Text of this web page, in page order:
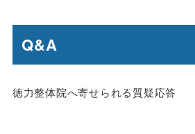
Q&A
徳力整体院へ寄せられる質疑応答